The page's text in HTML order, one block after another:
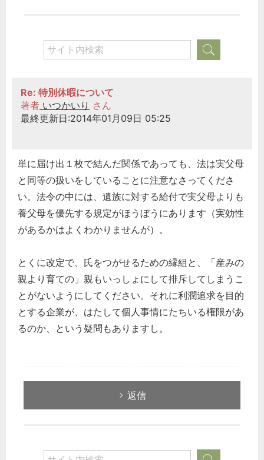
Re: 特別休暇について
著者 いつかいり さん
最終更新日:2014年01月09日 05:25
単に届け出１枚で結んだ関係であっても、法は実父母
と同等の扱いをしていることに注意なさってくださ
い。法令の中には、遺族に対する給付で実父母よりも
養父母を優先する規定がほうぼうにあります（実効性
があるかはよくわかりませんが）。
とくに改定で、氏をつがせるための縁組と、「産みの
親より育ての」親もいっしょにして排斥してしまうこ
とがないようにしてください。それに利潤追求を目的
とする企業が、はたして個人事情にたちいる権限があ
るのか、という疑問もありますし。
返信